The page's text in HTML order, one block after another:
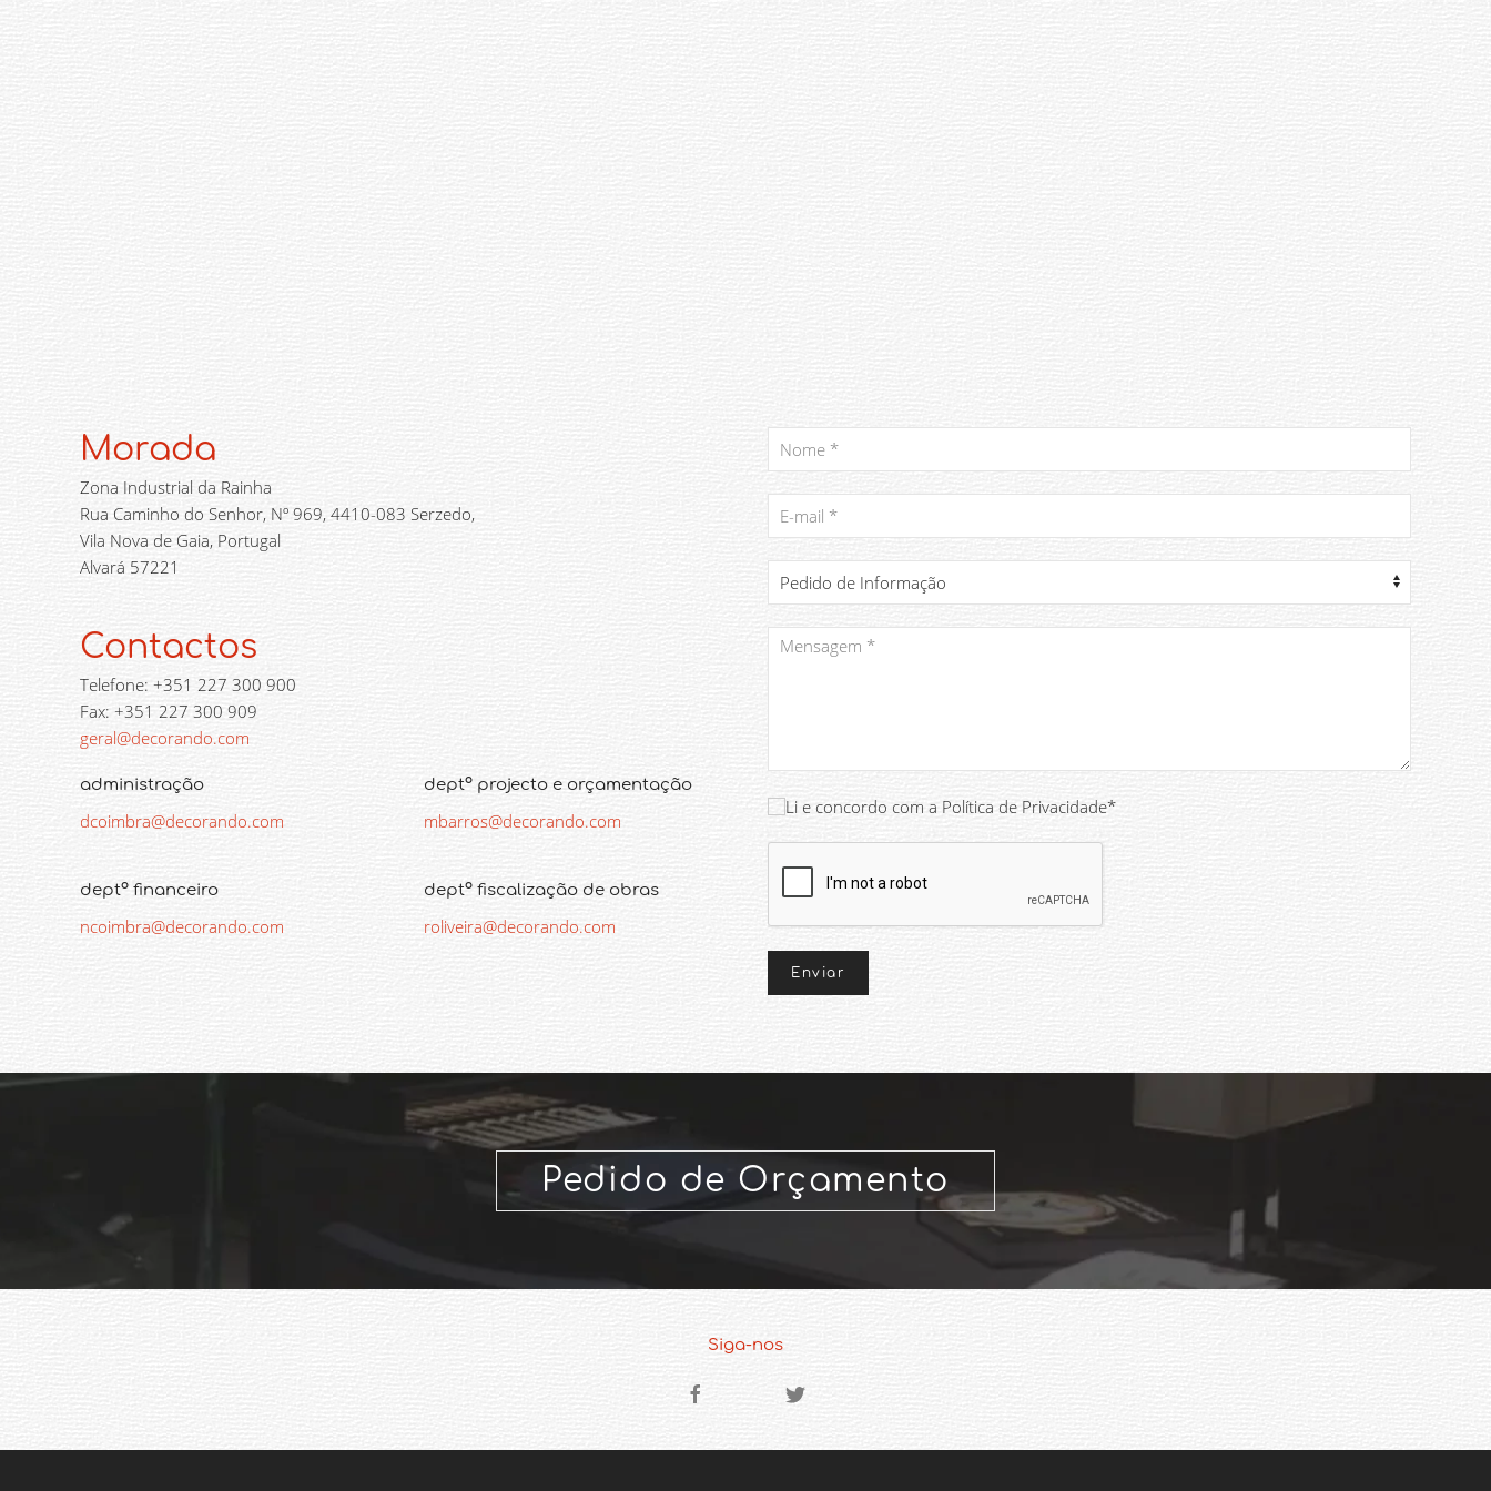
Morada
Zona Industrial da Rainha
Rua Caminho do Senhor, Nº 969, 4410-083 Serzedo,
Vila Nova de Gaia, Portugal
Alvará 57221
Contactos
Telefone: +351 227 300 900
Fax: +351 227 300 909
geral@decorando.com
administração
dcoimbra@decorando.com
deptº projecto e orçamentação
mbarros@decorando.com
deptº financeiro
ncoimbra@decorando.com
deptº fiscalização de obras
roliveira@decorando.com
Li e concordo com a Política de Privacidade*
Enviar
Pedido de Orçamento
Siga-nos